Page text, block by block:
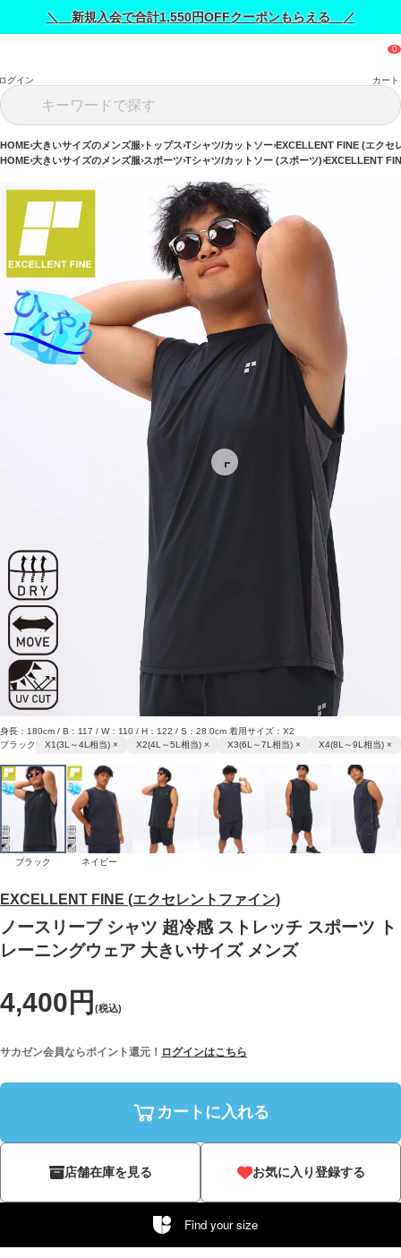
＼ 新規入会で合計1,550円OFFクーポンもらえる ／
グイン カート
HOME 大きいサイズのメンズ服 トップス Tシャツ/カットソー EXCELLENT FINE (エクセ
HOME 大きいサイズのメンズ服 スポーツ Tシャツ/カットソー (スポーツ) EXCELLENT
EXCELLENT FINE (エクセレントファイン)
ノースリーブ シャツ 超冷感 ストレッチ スポーツ ト
レーニングウェア 大きいサイズ メンズ
4,400円 (税込)
サカゼン会員ならポイント還元！ ログインはこちら
カートに入れる
店舗在庫を見る お気に入り登録する
Find your size
身長：180cm / B：117 / W：110 / H：122 / S：28.0cm 着用サイズ：X2
ブラック
X1(3L～4L相当) × X2(4L～5L相当) × X3(6L～7L相当) × X4(8L～9L相当) ×
ブラック ネイビー